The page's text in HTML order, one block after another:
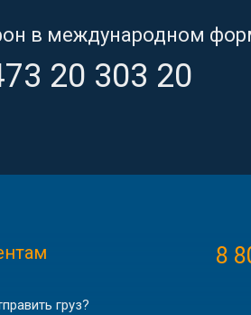
в международном
20 303 20
груз?
8